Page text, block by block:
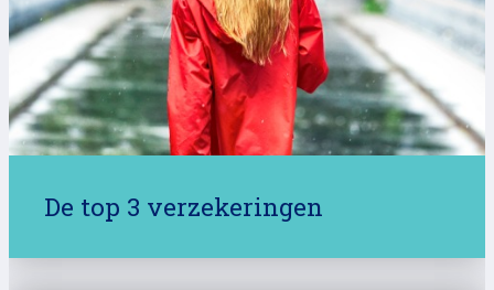
De top 3 verzekeringen